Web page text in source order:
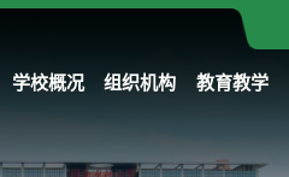
学校概况 组织机构 教育教学